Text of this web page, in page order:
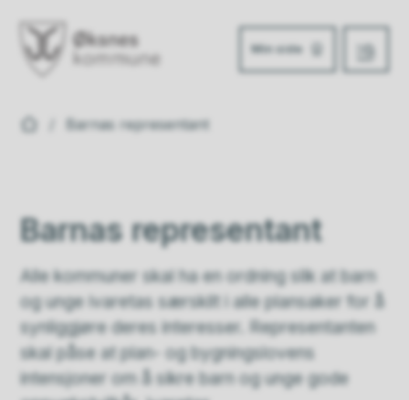
Min side
Meny
Du er her:Barnas representant
Barnas representant
Alle kommuner skal ha en ordning slik at barn
og unge ivaretas særskilt i alle plansaker for å
synliggjøre deres interesser. Representanten
skal påse at plan- og bygningslovens
intensjoner om å sikre barn og unge gode